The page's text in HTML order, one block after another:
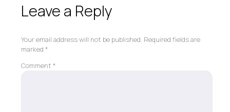
Leave a Reply
Your email address will not be published. Required fields are
marked *
Comment *